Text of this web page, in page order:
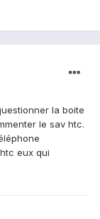
la boite
le sav htc.
eux qui